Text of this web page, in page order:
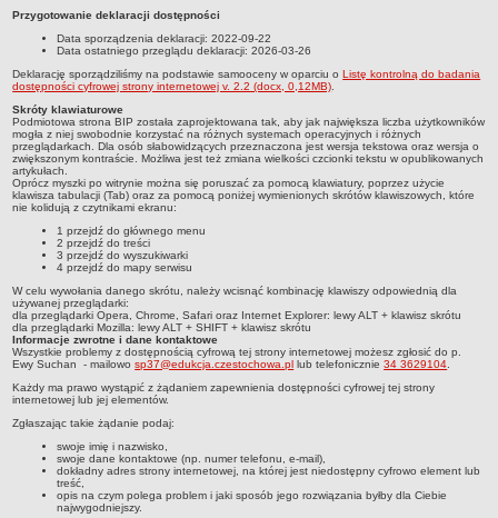
Dane podstawowe
Majątek
Godziny dyżurów
Ogłoszenie
Zarządzenia
Kontrole
Rejestry, ewidencje, archiwa
Sprawozdania
Deklaracja dostępności
PORADNIE PSYCHOLOGICZNO-PEDAGOGICZNE
Zespół Poradni
BIURO FINANSÓW OŚWIATY
Dane podstawowe
Statut
Majątek
Godziny dyżurów
Ogłoszenia
Przygotowanie deklaracji dostępności
Data sporządzenia deklaracji:2022-09-22
Data ostatniego przeglądu deklaracji:2026-03-26
Deklarację sporządziliśmy na podstawie samooceny w oparciu oListę kontrolną do badania
dostępności cyfrowej strony internetowej v. 2.2 (docx, 0,12MB)
Skróty klawiaturowe
Podmiotowa strona BIP została zaprojektowana tak, aby jak największa liczba użytkowników
mogła z niej swobodnie korzystać na różnych systemach operacyjnych i różnych
przeglądarkach. Dla osób słabowidzących przeznaczona jest wersja tekstowa oraz wersja o
zwiększonym kontraście. Możliwa jest też zmiana wielkości czcionki tekstu w opublikowanych
artykułach.
Oprócz myszki po witrynie można się poruszać za pomocą klawiatury, poprzez użycie
klawisza tabulacji (Tab) oraz za pomocą poniżej wymienionych skrótów klawiszowych, które
nie kolidują z czytnikami ekranu:
1 przejdź do głównego menu
2 przejdź do treści
3 przejdź do wyszukiwarki
4 przejdź do mapy serwisu
W celu wywołania danego skrótu, należy wcisnąć kombinację klawiszy odpowiednią dla
używanej przeglądarki:
dla przeglądarki Opera, Chrome, Safari oraz Internet Explorer: lewy ALT + klawisz skrótu
dla przeglądarki Mozilla: lewy ALT + SHIFT + klawisz skrótu
Informacje zwrotne i dane kontaktowe
Wszystkie problemy z dostępnością cyfrową tej strony internetowej możesz zgłosić do p.
Ewy Suchan- mailowosp37@edukcja.czestochowa.pl lub telefonicznie34 3629104
Każdy ma prawo wystąpić z żądaniem zapewnienia dostępności cyfrowej tej strony
internetowej lub jej elementów.
Zgłaszając takie żądanie podaj:
swoje imię i nazwisko,
swoje dane kontaktowe (np. numer telefonu, e-mail),
dokładny adres strony internetowej, na której jest niedostępny cyfrowo element lub
treść,
opis na czym polega problem i jaki sposób jego rozwiązania byłby dla Ciebie
najwygodniejszy.